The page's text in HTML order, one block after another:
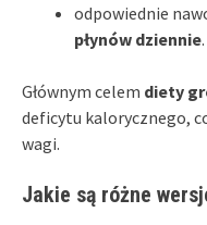
odpowiednie
płynów dziennie.
Głównym celem diety
deficytu kalorycznego,
wagi.
Jakie są różne